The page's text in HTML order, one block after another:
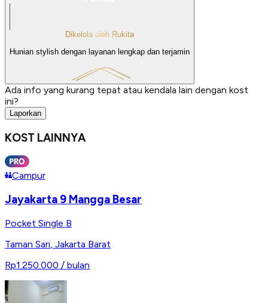
Dikelola oleh Rukita
Hunian stylish dengan layanan lengkap dan terjamin
Ada info yang kurang tepat atau kendala lain dengan kost
ini?
Laporkan
KOST LAINNYA
Campur
Jayakarta 9 Mangga Besar
Pocket Single B
Taman Sari Jakarta Barat
Rp1.250.000 / bulan